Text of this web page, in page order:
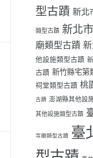
型古蹟 新北
類型古蹟 新北
廟類型古蹟
他設施類型古蹟
古蹟 新竹縣宅第
祠堂類型古蹟 桃
古蹟 澎湖縣其他設
其他設施類型古蹟
寺廟類型古蹟 臺